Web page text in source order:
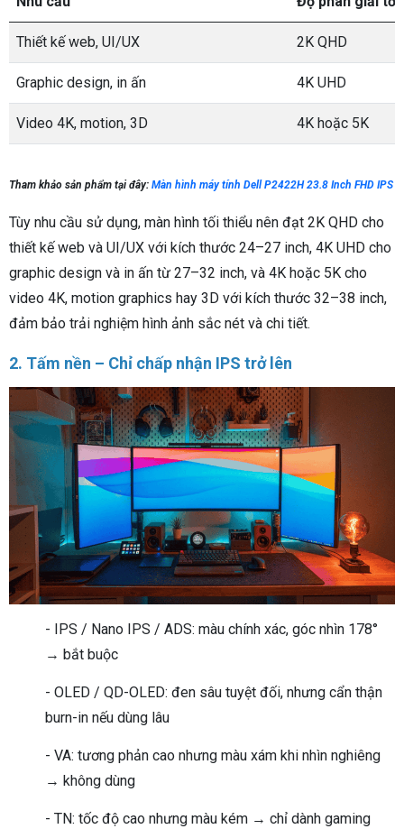
Thiết kế web, UI/UX 2K QHD
Graphic design, in ấn 4K UHD
Video 4K, motion, 3D 4K hoặc 5K
Tham khảo sản phẩm tại đây: Màn hình máy tính Dell P2422H 23.8 Inch FHD IPS
Tùy nhu cầu sử dụng, màn hình tối thiểu nên đạt 2K QHD cho
thiết kế web và UI/UX với kích thước 24–27 inch, 4K UHD cho
graphic design và in ấn từ 27–32 inch, và 4K hoặc 5K cho
video 4K, motion graphics hay 3D với kích thước 32–38 inch,
đảm bảo trải nghiệm hình ảnh sắc nét và chi tiết.
2. Tấm nền – Chỉ chấp nhận IPS trở lên
- IPS / Nano IPS / ADS: màu chính xác, góc nhìn 178°
→ bắt buộc
- OLED / QD-OLED: đen sâu tuyệt đối, nhưng cẩn thận
burn-in nếu dùng lâu
- VA: tương phản cao nhưng màu xám khi nhìn nghiêng
→ không dùng
- TN: tốc độ cao nhưng màu kém → chỉ dành gaming